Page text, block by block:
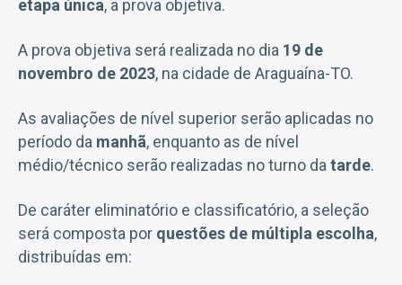
etapa única, a prova objetiva.
A prova objetiva será realizada no dia 19 de
novembro de 2023, na cidade de Araguaína-TO.
As avaliações de nível superior serão aplicadas no
período da manhã, enquanto as de nível
médio/técnico serão realizadas no turno da tarde.
De caráter eliminatório e classificatório, a seleção
será composta por questões de múltipla escolha,
distribuídas em: